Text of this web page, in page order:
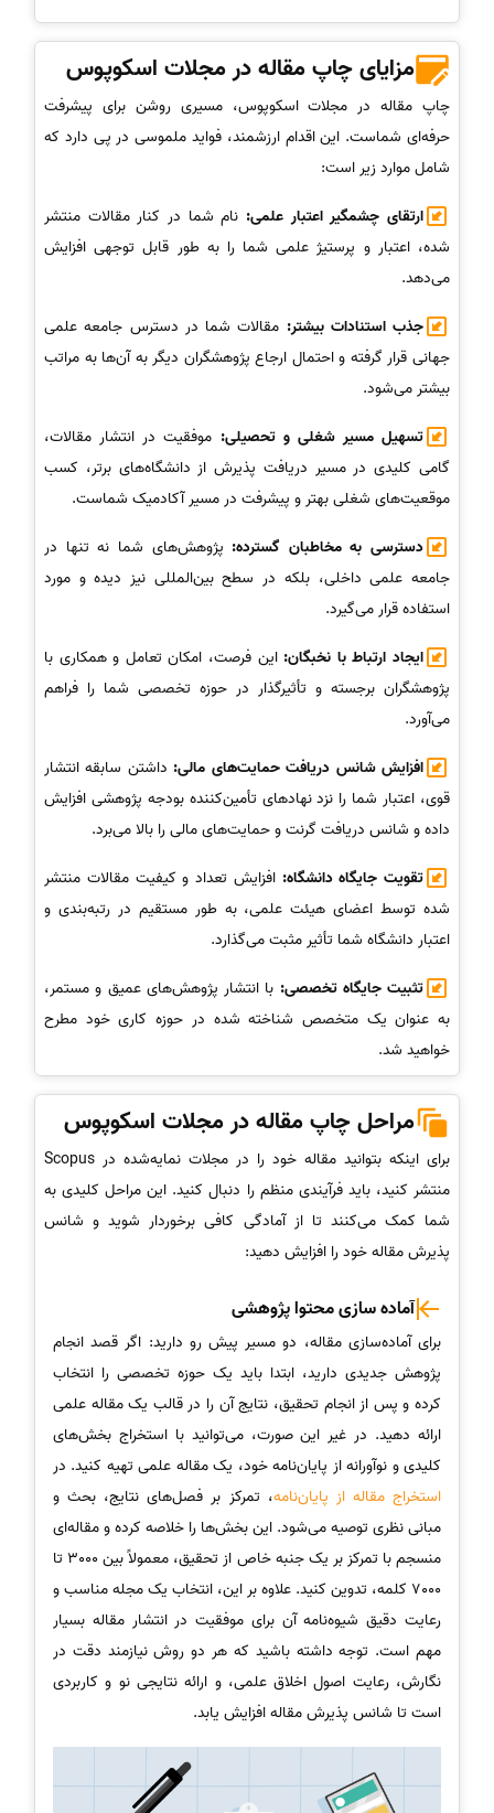
مزایای چاپ مقاله در مجلات اسکوپوس
چاپ مقاله در مجلات اسکوپوس، مسیری روشن برای پیشرفت
حرفه‌ای شماست. این اقدام ارزشمند، فواید ملموسی در پی دارد که
شامل موارد زیر است:
ارتقای چشمگیر اعتبار علمی: نام شما در کنار مقالات منتشر
شده، اعتبار و پرستیژ علمی شما را به طور قابل توجهی افزایش
می‌دهد.
جذب استنادات بیشتر: مقالات شما در دسترس جامعه علمی
جهانی قرار گرفته و احتمال ارجاع پژوهشگران دیگر به آن‌ها به مراتب
بیشتر می‌شود.
تسهیل مسیر شغلی و تحصیلی: موفقیت در انتشار مقالات،
گامی کلیدی در مسیر دریافت پذیرش از دانشگاه‌های برتر، کسب
موقعیت‌های شغلی بهتر و پیشرفت در مسیر آکادمیک شماست.
دسترسی به مخاطبان گسترده: پژوهش‌های شما نه تنها در
جامعه علمی داخلی، بلکه در سطح بین‌المللی نیز دیده و مورد
استفاده قرار می‌گیرد.
ایجاد ارتباط با نخبگان: این فرصت، امکان تعامل و همکاری با
پژوهشگران برجسته و تأثیرگذار در حوزه تخصصی شما را فراهم
می‌آورد.
افزایش شانس دریافت حمایت‌های مالی: داشتن سابقه انتشار
قوی، اعتبار شما را نزد نهادهای تأمین‌کننده بودجه پژوهشی افزایش
داده و شانس دریافت گرنت و حمایت‌های مالی را بالا می‌برد.
تقویت جایگاه دانشگاه: افزایش تعداد و کیفیت مقالات منتشر
شده توسط اعضای هیئت علمی، به طور مستقیم در رتبه‌بندی و
اعتبار دانشگاه شما تأثیر مثبت می‌گذارد.
تثبیت جایگاه تخصصی: با انتشار پژوهش‌های عمیق و مستمر،
به عنوان یک متخصص شناخته شده در حوزه کاری خود مطرح
خواهید شد.
مراحل چاپ مقاله در مجلات اسکوپوس
برای اینکه بتوانید مقاله خود را در مجلات نمایه‌شده در Scopus
منتشر کنید، باید فرآیندی منظم را دنبال کنید. این مراحل کلیدی به
شما کمک می‌کنند تا از آمادگی کافی برخوردار شوید و شانس
پذیرش مقاله خود را افزایش دهید:
آماده سازی محتوا پژوهشی
برای آماده‌سازی مقاله، دو مسیر پیش رو دارید: اگر قصد انجام
پژوهش جدیدی دارید، ابتدا باید یک حوزه تخصصی را انتخاب
کرده و پس از انجام تحقیق، نتایج آن را در قالب یک مقاله علمی
ارائه دهید. در غیر این صورت، می‌توانید با استخراج بخش‌های
کلیدی و نوآورانه از پایان‌نامه خود، یک مقاله علمی تهیه کنید. در
استخراج مقاله از پایان‌نامه، تمرکز بر فصل‌های نتایج، بحث و
مبانی نظری توصیه می‌شود. این بخش‌ها را خلاصه کرده و مقاله‌ای
منسجم با تمرکز بر یک جنبه خاص از تحقیق، معمولاً بین 3000 تا
7000 کلمه، تدوین کنید. علاوه بر این، انتخاب یک مجله مناسب و
رعایت دقیق شیوه‌نامه آن برای موفقیت در انتشار مقاله بسیار
مهم است. توجه داشته باشید که هر دو روش نیازمند دقت در
نگارش، رعایت اصول اخلاق علمی، و ارائه نتایجی نو و کاربردی
است تا شانس پذیرش مقاله افزایش یابد.